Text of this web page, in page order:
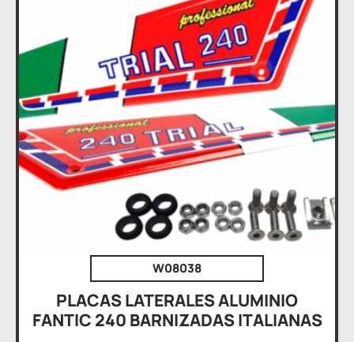
W08038
PLACAS LATERALES ALUMINIO
FANTIC 240 BARNIZADAS ITALIANAS